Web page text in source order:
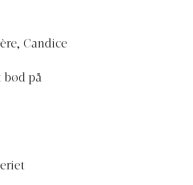
Candice
bød på